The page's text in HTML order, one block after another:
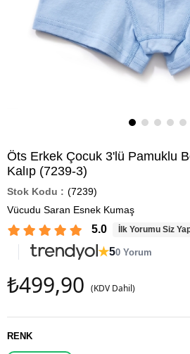
Öts Erkek Çocuk 3'lü Pamuklu
Kalıp (7239-3)
(7239)
Vücudu Saran Esnek Kumaş
5.0 İlk Yorumu Siz
★50 Yorum
₺499,90 (KDV Dahil)
RENK